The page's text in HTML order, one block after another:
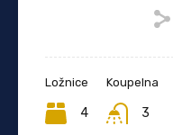
Ložnice
4
Koupelna
3